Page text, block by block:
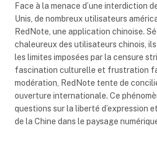
Face à la menace d’une interdiction
Unis, de nombreux utilisateurs
RedNote, une application chinoise.
chaleureux des utilisateurs chinois,
les limites imposées par la censure
fascination culturelle et frustration
modération, RedNote tente de
ouverture internationale. Ce
questions sur la liberté d’expression
de la Chine dans le paysage